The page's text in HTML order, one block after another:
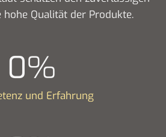
hohe Qualität der Produkte.
0%
und Erfahrung